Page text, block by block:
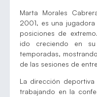
Marta Morales
2001, es una
posiciones de
ido creciendo en
temporadas,
de las sesiones de
La dirección
trabajando en la